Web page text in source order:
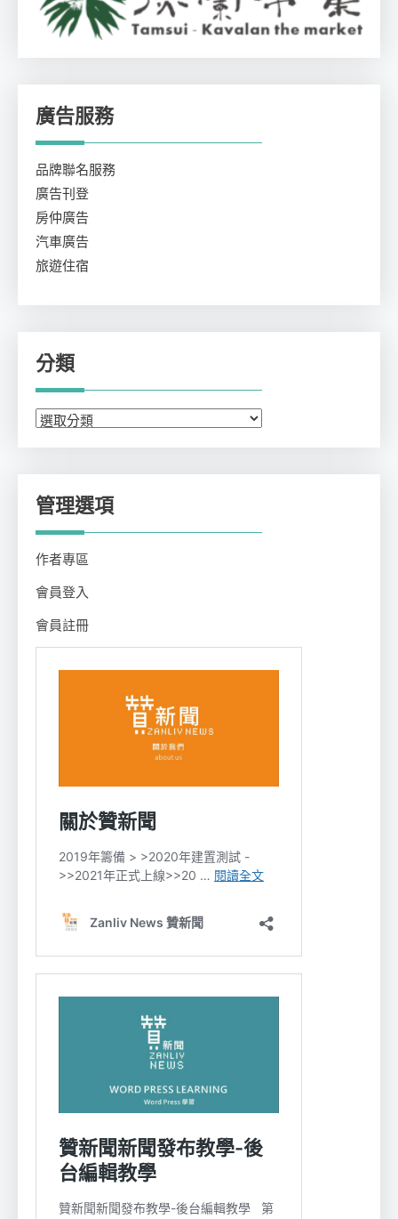
廣告服務
品牌聯名服務
廣告刊登
房仲廣告
汽車廣告
旅遊住宿
分類
分
管理選項
作者專區
會員登入
會員註冊